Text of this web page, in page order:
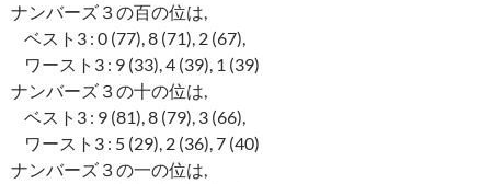
ナンバーズ３の百の位は,
ベスト3 : 0 (77), 8 (71), 2 (67),
ワースト3 : 9 (33), 4 (39), 1 (39)
ナンバーズ３の十の位は,
ベスト3 : 9 (81), 8 (79), 3 (66),
ワースト3 : 5 (29), 2 (36), 7 (40)
ナンバーズ３の一の位は,